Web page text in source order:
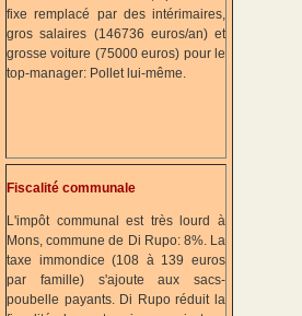
fixe remplacé par des intérimaires,
gros salaires (146736 euros/an) et
grosse voiture (75000 euros) pour le
top-manager: Pollet lui-même.
Fiscalité communale
L'impôt communal est très lourd à
Mons, commune de Di Rupo: 8%. La
taxe immondice (108 à 139 euros
par famille) s'ajoute aux sacs-
poubelle payants. Di Rupo réduit la